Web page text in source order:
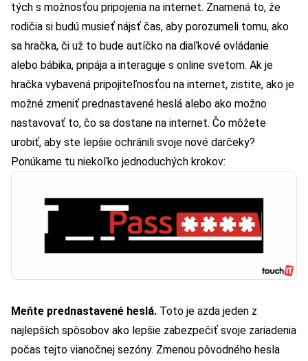
tých s možnosťou pripojenia na internet. Znamená to, že
rodičia si budú musieť nájsť čas, aby porozumeli tomu, ako
sa hračka, či už to bude autíčko na diaľkové ovládanie
alebo bábika, pripája a interaguje s online svetom. Ak je
hračka vybavená pripojiteľnosťou na internet, zistite, ako je
možné zmeniť prednastavené heslá alebo ako možno
nastavovať to, čo sa dostane na internet. Čo môžete
urobiť, aby ste lepšie ochránili svoje nové darčeky?
Ponúkame tu niekoľko jednoduchých krokov:
Meňte prednastavené heslá. Toto je azda jeden z
najlepších spôsobov ako lepšie zabezpečiť svoje zariadenia
počas tejto vianočnej sezóny. Zmenou pôvodného hesla